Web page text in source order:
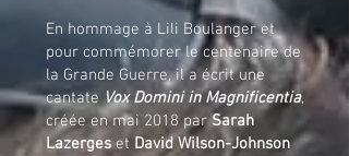
En hommage à Lili Boulanger et
pour commémorer le centenaire de
la Grande Guerre, il a écrit une
cantate Vox Domini in Magnificentia,
créée en mai 2018 parSarah
Lazerges et David Wilson-Johnson